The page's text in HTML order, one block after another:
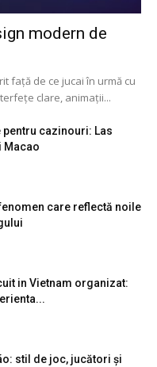
modern de
față de ce jucai în urmă cu
clare, animații...
cazinouri: Las
Macao
care reflectă noile
in Vietnam organizat:
stil de joc, jucători și